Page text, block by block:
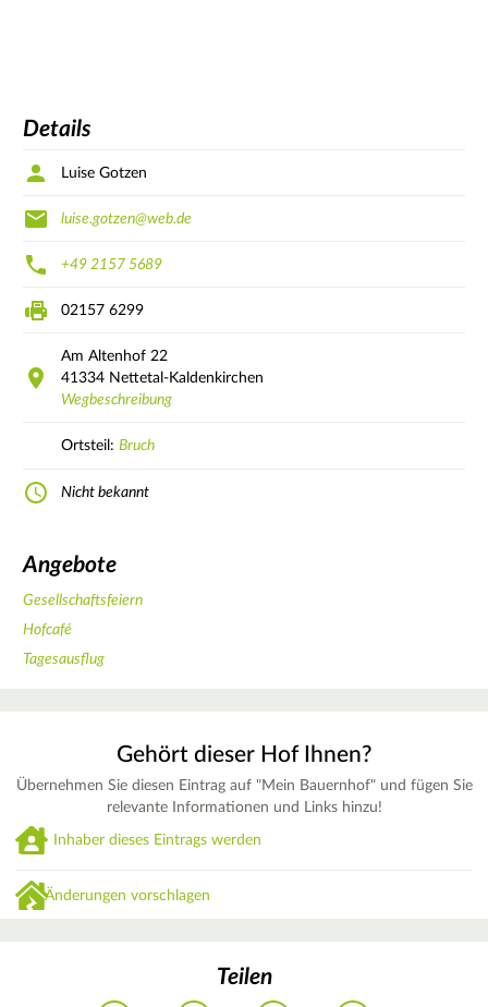
Details
Luise Gotzen
luise.gotzen@web.de
+49 2157 5689
02157 6299
Am Altenhof 22
41334 Nettetal-Kaldenkirchen
Wegbeschreibung
Ortsteil: Bruch
Nicht bekannt
Angebote
Gesellschaftsfeiern
Hofcafé
Tagesausflug
Gehört dieser Hof Ihnen?
Übernehmen Sie diesen Eintrag auf "Mein Bauernhof" und fügen Sie
relevante Informationen und Links hinzu!
Inhaber dieses Eintrags werden
Änderungen vorschlagen
Teilen